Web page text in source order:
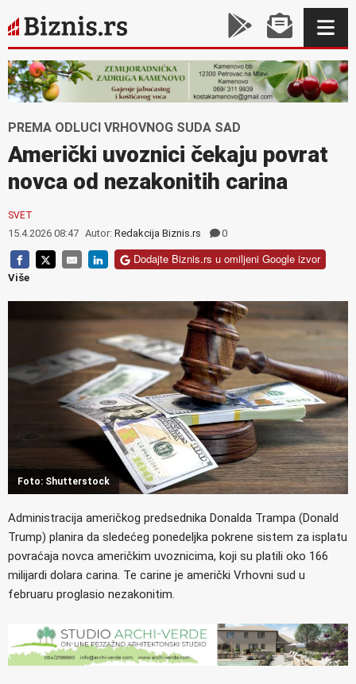
PREMA ODLUCI VRHOVNOG SUDA SAD
Američki uvoznici čekaju povrat
novca od nezakonitih carina
SVET
15.4.2026 08:47 Autor: Redakcija Biznis.rs 0
Dodajte Biznis.rs u omiljeni Google izvor
Više
Foto: Shutterstock
Administracija američkog predsednika Donalda Trampa (Donald
Trump) planira da sledećeg ponedeljka pokrene sistem za isplatu
povraćaja novca američkim uvoznicima, koji su platili oko 166
milijardi dolara carina. Te carine je američki Vrhovni sud u
februaru proglasio nezakonitim.